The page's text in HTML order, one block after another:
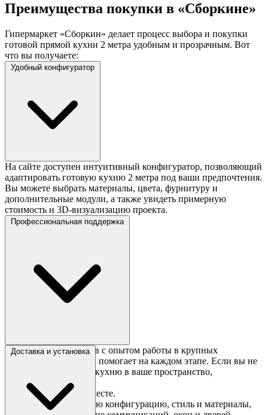
Преимущества покупки в «Сборкине»
Гипермаркет «Сборкин» делает процесс выбора и покупки
готовой прямой кухни 2 метра удобным и прозрачным. Вот
что вы получаете:
Удобный конфигуратор
На сайте доступен интуитивный конфигуратор, позволяющий
адаптировать готовую кухню 2 метра под ваши предпочтения.
Вы можете выбрать материалы, цвета, фурнитуру и
дополнительные модули, а также увидеть примерную
стоимость и 3D-визуализацию проекта.
Профессиональная поддержка
Команда специалистов с опытом работы в крупных
мебельных компаниях помогает на каждом этапе. Если вы не
уверены, как вписать кухню в ваше пространство,
консультанты:
Проведут замеры на месте.
Подберут оптимальную конфигурацию, стиль и материалы,
Доставка и установка